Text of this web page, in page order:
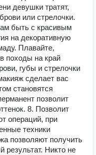
девушки тратят,
или стрелочки.
быть с красивым
на декоративную
Плавайте,
походы на край
губы и стрелочки
сделает вас
становятся
позволит
8. Позволит
операций, при
техники
позволяют получить
результат. Никто не